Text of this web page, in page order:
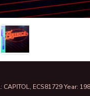
ECS81729 Year: